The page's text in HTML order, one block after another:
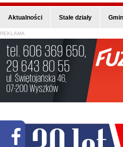
Aktualności Stałe działy
REKLAMA